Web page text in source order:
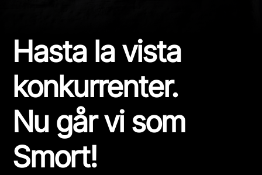
Hasta la vista
konkurrenter.
Nu går vi som
Smort!